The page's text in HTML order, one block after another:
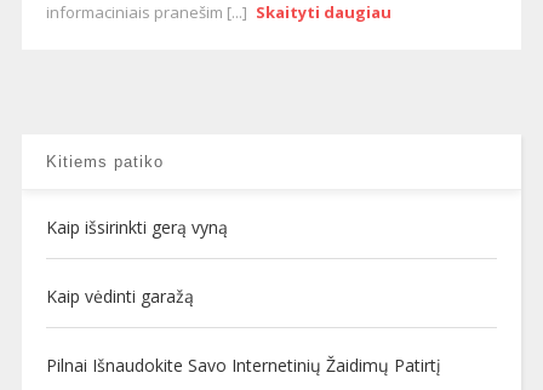
informaciniais pranešim [...] Skaityti daugiau
Kitiems patiko
Kaip išsirinkti gerą vyną
Kaip vėdinti garažą
Pilnai Išnaudokite Savo Internetinių Žaidimų Patirtį